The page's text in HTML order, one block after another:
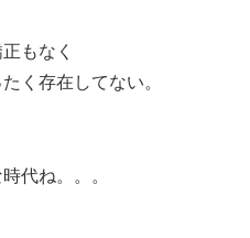
もなく
く存在してない。
代ね。。。